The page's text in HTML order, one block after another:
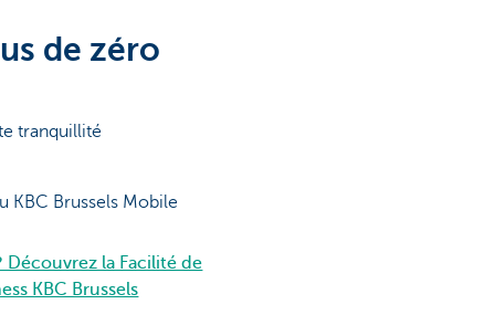
de zéro
tranquillité
KBC Brussels Mobile
la Facilité de
KBC Brussels